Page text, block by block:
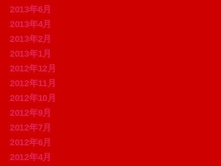
2013年6月
2013年4月
2013年2月
2013年1月
2012年12月
2012年11月
2012年10月
2012年9月
2012年7月
2012年6月
2012年4月